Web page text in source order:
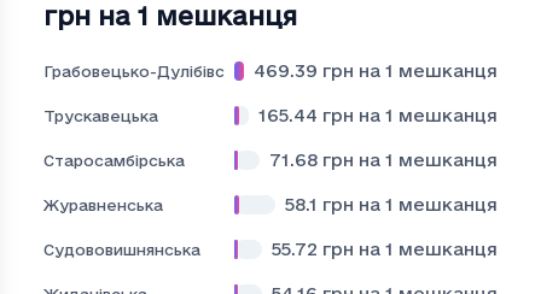
грн на 1 мешканця
Грабовецько-Дулібівська 469.39 грн на 1 мешканця
Трускавецька 165.44 грн на 1 мешканця
Старосамбірська 71.68 грн на 1 мешканця
Журавненська 58.1 грн на 1 мешканця
Судововишнянська 55.72 грн на 1 мешканця